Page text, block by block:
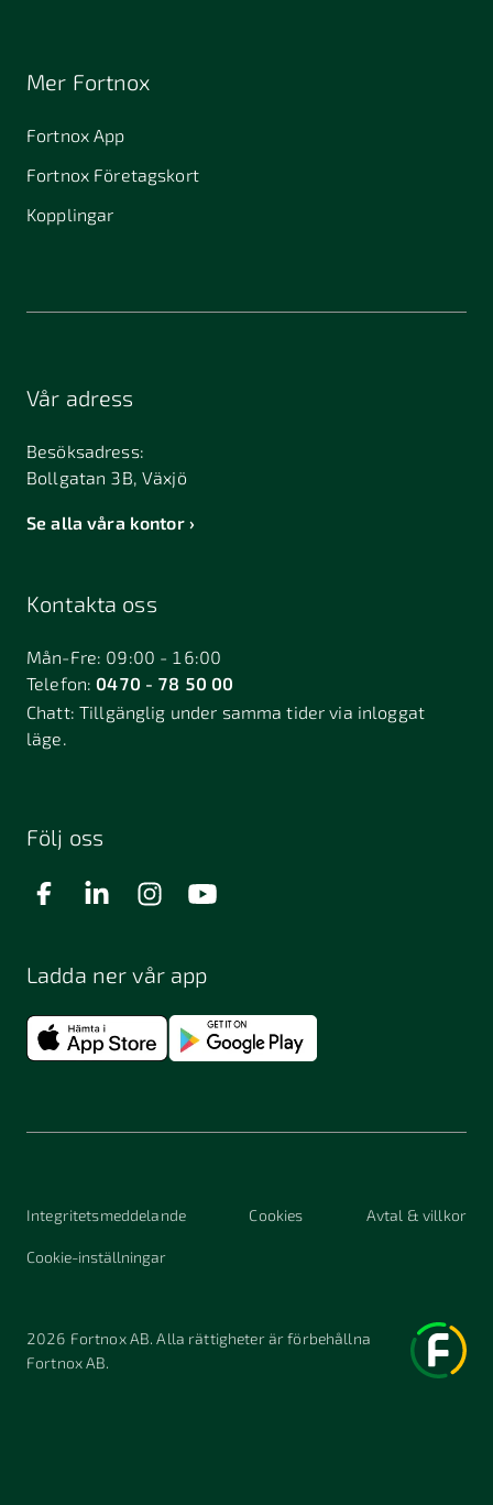
Mer Fortnox
Fortnox App
Fortnox Företagskort
Kopplingar
Vår adress
Besöksadress:
Bollgatan 3B, Växjö
Se alla våra kontor
Kontakta oss
Mån-Fre: 09:00 - 16:00
Telefon:0470 - 78 50 00
Chatt:Tillgänglig under samma tider via inloggat
läge.
Följ oss
Ladda ner vår app
Integritetsmeddelande Cookies Avtal & villkor
Cookie-inställningar
2026 Fortnox AB. Alla rättigheter är förbehållna
Fortnox AB.